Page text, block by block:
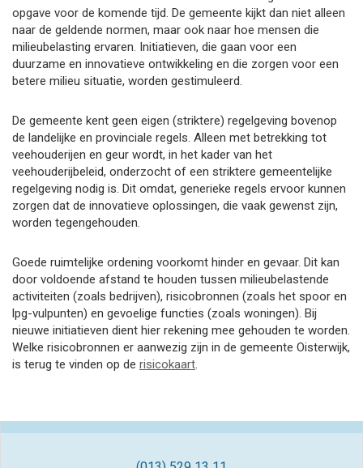
opgave voor de komende tijd. De gemeente kijkt dan niet alleen
naar de geldende normen, maar ook naar hoe mensen die
milieubelasting ervaren. Initiatieven, die gaan voor een
duurzame en innovatieve ontwikkeling en die zorgen voor een
betere milieu situatie, worden gestimuleerd.
De gemeente kent geen eigen (striktere) regelgeving bovenop
de landelijke en provinciale regels. Alleen met betrekking tot
veehouderijen en geur wordt, in het kader van het
veehouderijbeleid, onderzocht of een striktere gemeentelijke
regelgeving nodig is. Dit omdat, generieke regels ervoor kunnen
zorgen dat de innovatieve oplossingen, die vaak gewenst zijn,
worden tegengehouden.
Goede ruimtelijke ordening voorkomt hinder en gevaar. Dit kan
door voldoende afstand te houden tussen milieubelastende
activiteiten (zoals bedrijven), risicobronnen (zoals het spoor en
lpg-vulpunten) en gevoelige functies (zoals woningen). Bij
nieuwe initiatieven dient hier rekening mee gehouden te worden.
Welke risicobronnen er aanwezig zijn in de gemeente Oisterwijk,
is terug te vinden op de risicokaart.